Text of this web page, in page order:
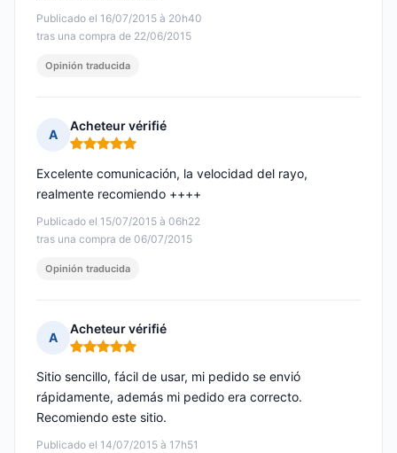
Publicado el 16/07/2015 à 20h40
tras una compra de 22/06/2015
Opinión traducida
A
Acheteur vérifié
Nota: 5 de 5
Publicado el 15/07/2015 à 06h22
tras una compra de 06/07/2015
Excelente comunicación, la velocidad del rayo,
realmente recomiendo ++++
Opinión traducida
A
Acheteur vérifié
Nota: 5 de 5
Publicado el 14/07/2015 à 17h51
Sitio sencillo, fácil de usar, mi pedido se envió
rápidamente, además mi pedido era correcto.
Recomiendo este sitio.